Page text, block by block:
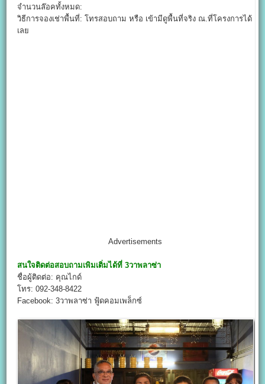
จำนวนล๊อคทั้งหมด:
วิธีการจองเช่าพื้นที่: โทรสอบถาม หรือ เข้ามีดูพื้นที่จริง ณ.ที่โครงการได้
เลย
Advertisements
สนใจติดต่อสอบถามเพิมเติ่มได้ที่ 3วาพลาซ่า
ชื่อผู้ติดต่อ: คุณไกด์
โทร: 092-348-8422
Facebook: 3วาพลาซ่า ฟู้ดคอมเพล็กซ์